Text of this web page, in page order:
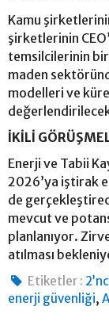
Kamu
şirketlerinin
temsilcilerinin
maden
modelleri ve
İKİLİ
Enerji ve Tabii
2026’ya iştirak
de
mevcut ve
planlanıyor.
atılması
Etiketler :
enerji güvenliği,